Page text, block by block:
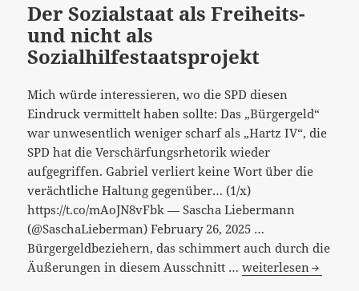
Der Sozialstaat als Freiheits-
und nicht als
Sozialhilfestaatsprojekt
Mich würde interessieren, wo die SPD diesen
Eindruck vermittelt haben sollte: Das „Bürgergeld“
war unwesentlich weniger scharf als „Hartz IV“, die
SPD hat die Verschärfungsrhetorik wieder
aufgegriffen. Gabriel verliert keine Wort über die
verächtliche Haltung gegenüber… (1/x)
https://t.co/mAoJN8vFbk — Sascha Liebermann
(@SaschaLieberman) February 26, 2025 …
Bürgergeldbeziehern, das schimmert auch durch die
Äußerungen in diesem Ausschnitt …Der
weiterlesen